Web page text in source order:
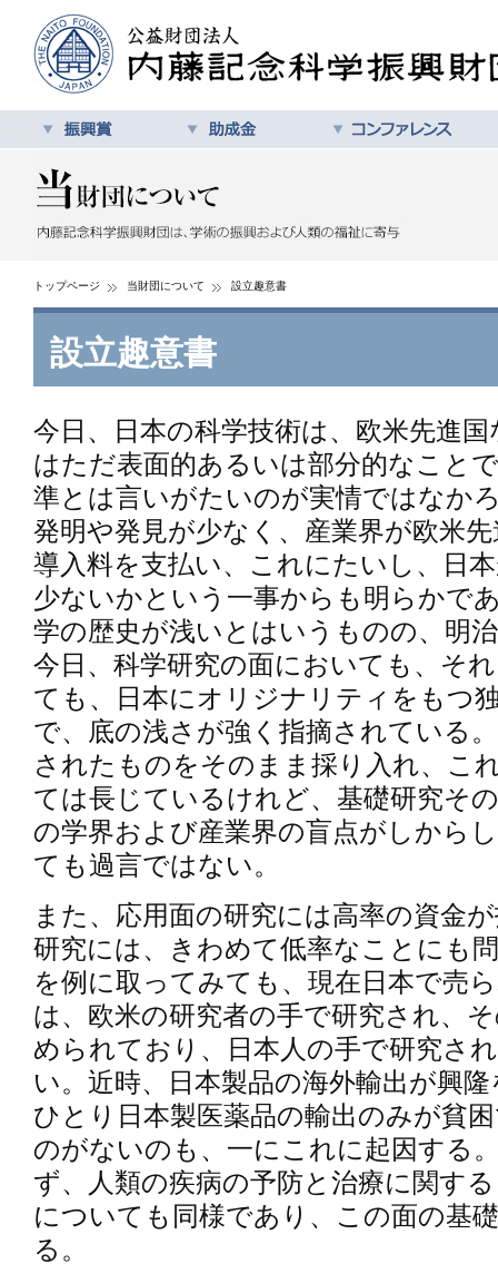
トップページ 当財団について 設立趣意書
設立趣意書
今日、日本の科学技術は、欧米先進
はただ表面的あるいは部分的なこと
準とは言いがたいのが実情ではなか
発明や発見が少なく、産業界が欧米
導入料を支払い、これにたいし、日
少ないかという一事からも明らかで
学の歴史が浅いとはいうものの、明
今日、科学研究の面においても、そ
ても、日本にオリジナリティをもつ
で、底の浅さが強く指摘されている
されたものをそのまま採り入れ、こ
ては長じているけれど、基礎研究そ
の学界および産業界の盲点がしから
ても過言ではない。
また、応用面の研究には高率の資金
研究には、きわめて低率なことにも
を例に取ってみても、現在日本で売
は、欧米の研究者の手で研究され、
められており、日本人の手で研究さ
い。近時、日本製品の海外輸出が興
ひとり日本製医薬品の輸出のみが貧
のがないのも、一にこれに起因する
ず、人類の疾病の予防と治療に関す
についても同様であり、この面の基
る。